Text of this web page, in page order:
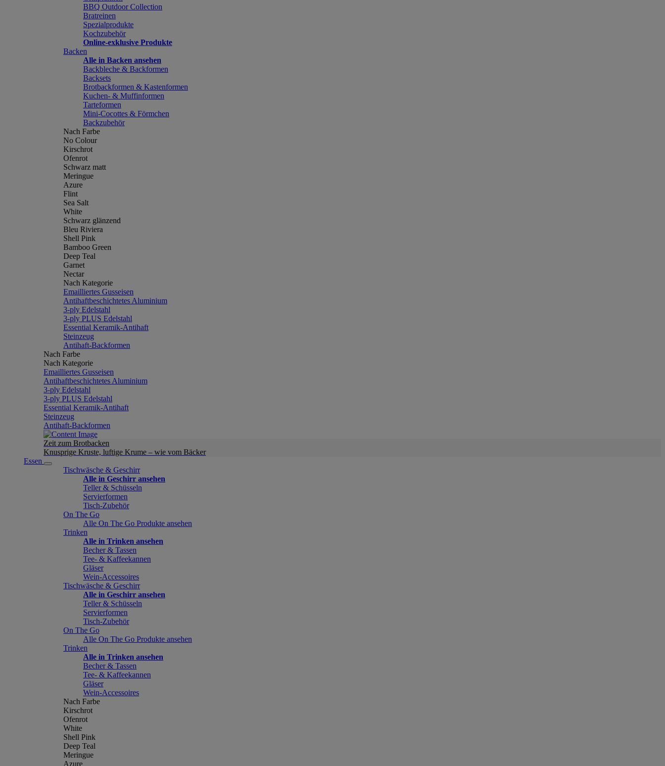
BBQ Outdoor Collection
Bratreinen
Spezialprodukte
Kochzubehör
Online-exklusive Produkte
Backen
Alle in Backen ansehen
Backbleche & Backformen
Backsets
Brotbackformen & Kastenformen
Kuchen- & Muffinformen
Tarteformen
Mini-Cocottes & Förmchen
Backzubehör
Nach Farbe
No Colour
Kirschrot
Ofenrot
Schwarz matt
Meringue
Azure
Flint
Sea Salt
White
Schwarz glänzend
Bleu Riviera
Shell Pink
Bamboo Green
Deep Teal
Garnet
Nectar
Nach Kategorie
Emailliertes Gusseisen
Antihaftbeschichtetes Aluminium
3-ply Edelstahl
3-ply PLUS Edelstahl
Essential Keramik-Antihaft
Steinzeug
Antihaft-Backformen
Nach Farbe
Nach Kategorie
Emailliertes Gusseisen
Antihaftbeschichtetes Aluminium
3-ply Edelstahl
3-ply PLUS Edelstahl
Essential Keramik-Antihaft
Steinzeug
Antihaft-Backformen
Zeit zum Brotbacken
Knusprige Kruste, luftige Krume – wie vom Bäcker
Essen
Tischwäsche & Geschirr
Alle in Geschirr ansehen
Teller & Schüsseln
Servierformen
Tisch-Zubehör
On The Go
Alle On The Go Produkte ansehen
Trinken
Alle in Trinken ansehen
Becher & Tassen
Tee- & Kaffeekannen
Gläser
Wein-Accessoires
Tischwäsche & Geschirr
Alle in Geschirr ansehen
Teller & Schüsseln
Servierformen
Tisch-Zubehör
On The Go
Alle On The Go Produkte ansehen
Trinken
Alle in Trinken ansehen
Becher & Tassen
Tee- & Kaffeekannen
Gläser
Wein-Accessoires
Nach Farbe
Kirschrot
Ofenrot
White
Shell Pink
Deep Teal
Meringue
Azure